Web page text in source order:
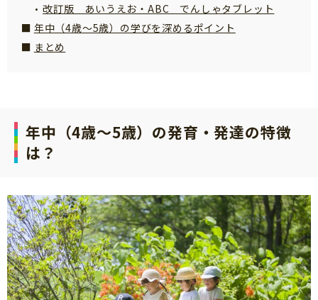
改訂版 あいうえお・ABC でんしゃタブレット
年中（4歳～5歳）の学びを深めるポイント
まとめ
年中（4歳～5歳）の発育・発達の特徴
は？